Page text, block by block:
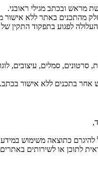
מראש ובכתב מגילי ראובני.
מהתכנים באתר ללא אישור
לפגוע בתפקוד התקין
סמלים, עיצובים,
אחר בתכנים ללא אישור בכתב.
להיגרם כתוצאה משימוש
לתוכן או לשירותים